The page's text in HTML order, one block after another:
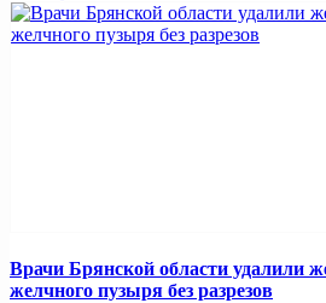
Врачи Брянской области удалили
желчного пузыря без разрезов